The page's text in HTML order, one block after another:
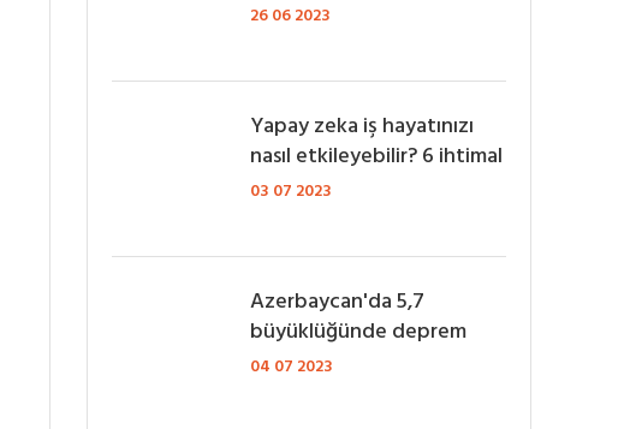
26 06 2023
Yapay zeka iş hayatınızı
nasıl etkileyebilir? 6 ihtimal
03 07 2023
Azerbaycan'da 5,7
büyüklüğünde deprem
04 07 2023